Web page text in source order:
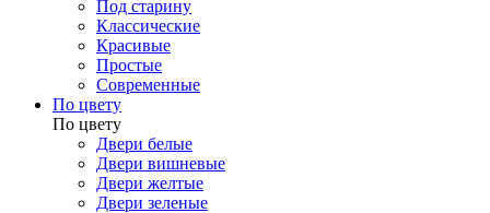
Под старину
Классические
Красивые
Простые
Современные
По цвету
По цвету
Двери белые
Двери вишневые
Двери желтые
Двери зеленые